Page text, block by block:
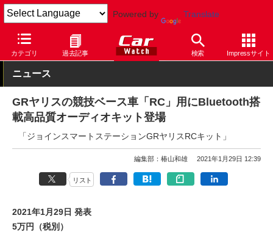
Powered by Translate
カテゴリ 過去記事 検索 Impressサイト
Car Watch 自動車 トヨタ ヤリス
ニュース
GRヤリスの競技ベース車「RC」用にBluetooth搭
載高品質オーディオキット登場
「ジョインスマートステーションGRヤリスRCキット」
編集部：椿山和雄 2021年1月29日 12:39
リスト
2021年1月29日 発表
5万円（税別）